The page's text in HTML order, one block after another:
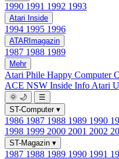
1990 1991 1992 1993
Atari Inside
1994 1995 1996
ATARImagazin
1987 1988 1989
Mehr
Atari Phile Happy Computer
ACE NSW Inside Info Atari
🌞 🌙
☰
ST-Computer ▾
1986 1987 1988 1989 1990
1998 1999 2000 2001 2002
ST-Magazin ▾
1987 1988 1989 1990 1991